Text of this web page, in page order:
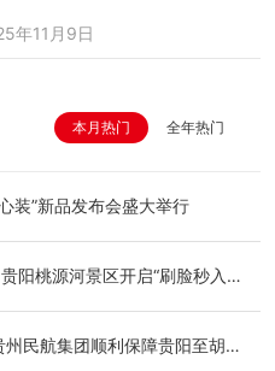
年11月9日
本月热门 全年热门
装”新品发布会盛大举行
阳桃源河景区开启“刷脸秒入
民航集团顺利保障贵阳至胡